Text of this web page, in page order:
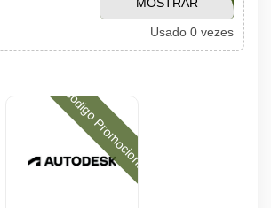
CÓDIGO
Usado 0 vezes
Código Promocional